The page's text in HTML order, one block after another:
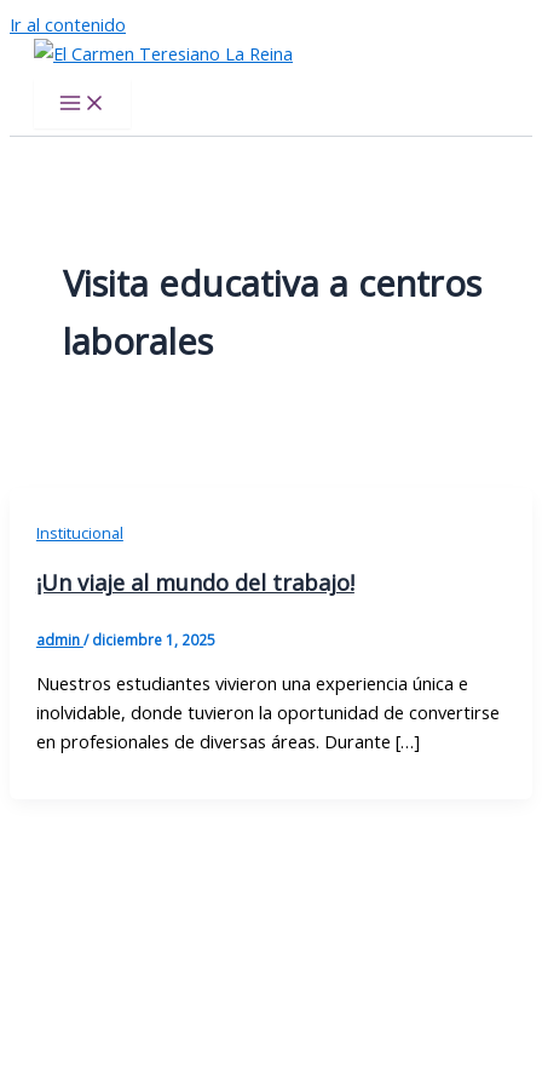
Ir al contenido
Visita educativa a centros
laborales
Institucional
¡Un viaje al mundo del trabajo!
admin/diciembre 1, 2025
Nuestros estudiantes vivieron una experiencia única e
inolvidable, donde tuvieron la oportunidad de convertirse
en profesionales de diversas áreas. Durante […]